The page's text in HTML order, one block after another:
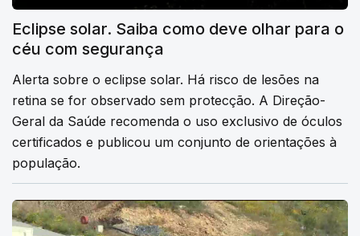
Eclipse solar. Saiba como deve olhar para o
céu com segurança
Alerta sobre o eclipse solar. Há risco de lesões na
retina se for observado sem protecção. A Direção-
Geral da Saúde recomenda o uso exclusivo de óculos
certificados e publicou um conjunto de orientações à
população.